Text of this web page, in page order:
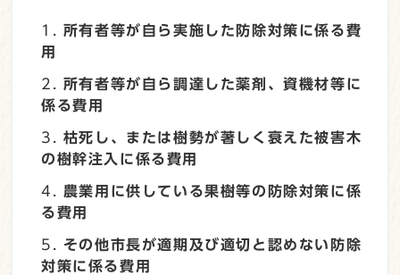
所有者等が自ら実施した防除対策に係る費
用
所有者等が自ら調達した薬剤、資機材等に
係る費用
枯死し、または樹勢が著しく衰えた被害木
の樹幹注入に係る費用
農業用に供している果樹等の防除対策に係
る費用
その他市長が適期及び適切と認めない防除
対策に係る費用